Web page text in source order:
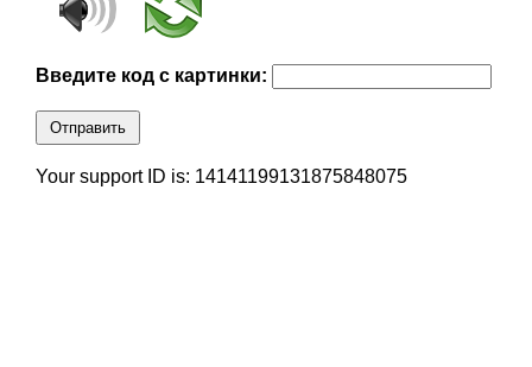
Введите код с картинки:
Отправить
Your support ID is: 14141199131875848075